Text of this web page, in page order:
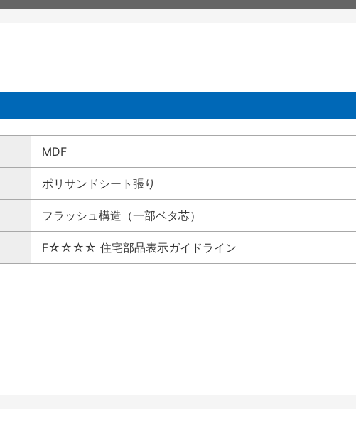
MDF
ポリサンドシート張り
フラッシュ構造（一部ベタ芯）
F☆☆☆☆ 住宅部品表示ガイドライン